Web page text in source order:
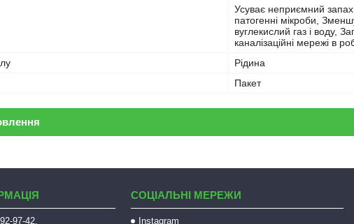
Усуває неприємний
патогенні мікроби,
вуглекислий газ і воду,
каналізаційні мережі в
Рідина
Пакет
97-42,
СОЦІАЛЬНІ МЕРЕЖИ
Instagram